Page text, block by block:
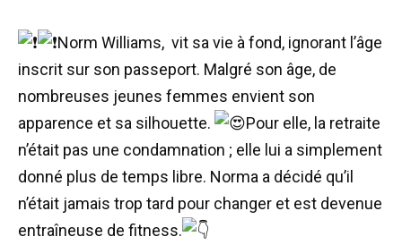
Norm Williams, vit sa vie à fond, ignorant l’âge
inscrit sur son passeport. Malgré son âge, de
nombreuses jeunes femmes envient son
apparence et sa silhouette.
Pour elle, la retraite
n’était pas une condamnation ; elle lui a simplement
donné plus de temps libre. Norma a décidé qu’il
n’était jamais trop tard pour changer et est devenue
entraîneuse de fitness.